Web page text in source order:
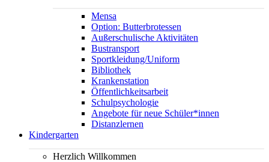
Mensa
Option: Butterbrotessen
Außerschulische Aktivitäten
Bustransport
Sportkleidung/Uniform
Bibliothek
Krankenstation
Öffentlichkeitsarbeit
Schulpsychologie
Angebote für neue Schüler*innen
Distanzlernen
Kindergarten
Herzlich Willkommen